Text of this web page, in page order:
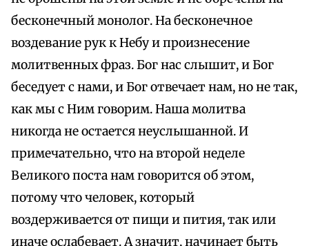
бесконечный монолог. На бесконечное
воздевание рук к Небу и произнесение
молитвенных фраз. Бог нас слышит, и Бог
беседует с нами, и Бог отвечает нам, но не так,
как мы с Ним говорим. Наша молитва
никогда не остается неуслышанной. И
примечательно, что на второй неделе
Великого поста нам говорится об этом,
потому что человек, который
воздерживается от пищи и пития, так или
иначе ослабевает. А значит, начинает быть